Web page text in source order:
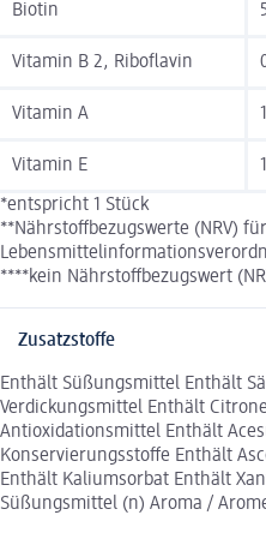
Biotin
Vitamin B 2, Riboflavin
Vitamin A
Vitamin E
*entspricht 1 Stück
**Nährstoffbezugswerte (NRV)
****kein Nährstoffbezugswert
Zusatzstoffe
Enthält Süßungsmittel Enthält
Verdickungsmittel Enthält
Antioxidationsmittel Enthält
Konservierungsstoffe Enthält
Enthält Kaliumsorbat Enthält
Süßungsmittel (n) Aroma /